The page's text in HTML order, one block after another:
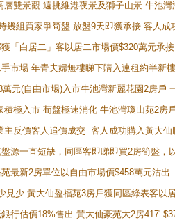
層雙景觀 遠挑維港夜景及獅子山景 牛池
幾組買家爭筍盤 放盤9天即獲承接 客人
「白居二」客以居二市場價$320萬元承接
市場 年青夫婦無樓睇下購入連租約半新
元(自由市場)入市牛池灣新麗花園2房戶
積極入市 荀盤極速消化 牛池灣瓊山苑2房
主反價客人追價成交 客人成功購入黃大
源一直短缺，同區客即睇即買2房筍盤，
最新2房單位以自由市場價$458萬元沽出
見少 黃大仙盈福苑3房戶獲同區綠表客以
行估價18%售出 黃大仙豪苑大2房417'